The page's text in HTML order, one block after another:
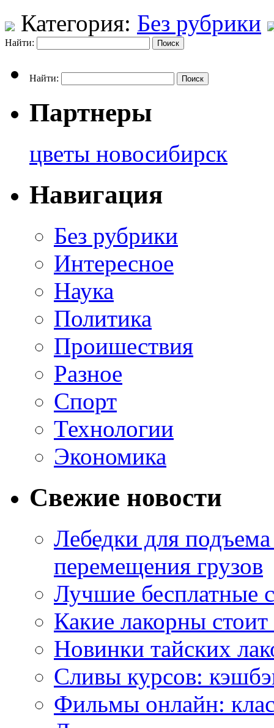
Категория: Без рубрики
Найти:
Найти:
Партнеры
цветы новосибирск
Навигация
Без рубрики
Интересное
Наука
Политика
Проишествия
Разное
Спорт
Технологии
Экономика
Свежие новости
Лебедки для
перемещения грузов
Лучшие бесплатные
Какие лакорны стоит
Новинки тайских
Сливы курсов:
Фильмы онлайн: